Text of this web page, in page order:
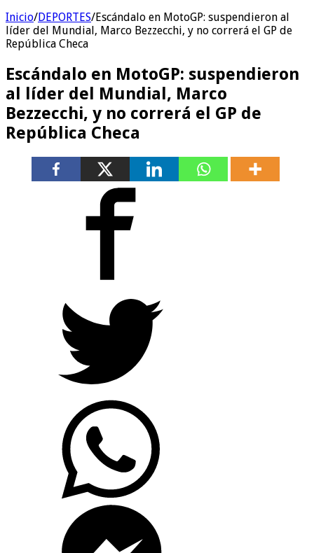
Inicio/DEPORTES/Escándalo en MotoGP: suspendieron al
líder del Mundial, Marco Bezzecchi, y no correrá el GP de
República Checa
Escándalo en MotoGP: suspendieron
al líder del Mundial, Marco
Bezzecchi, y no correrá el GP de
República Checa